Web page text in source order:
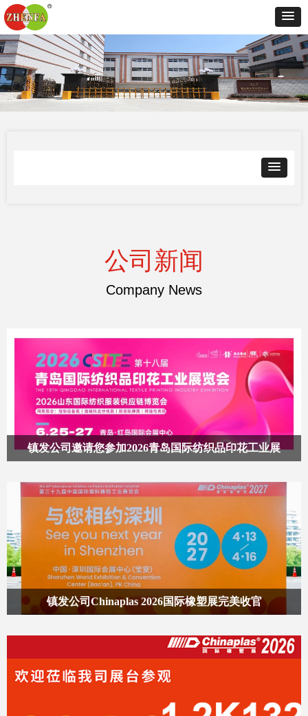
公司新闻
Company News
镇发公司邀请您参加2026青岛国际纺织品印花工业展
镇发公司Chinaplas 2026国际橡塑展完美收官